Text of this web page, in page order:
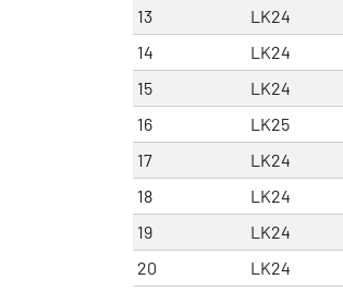
13
LK24
14
LK24
15
LK24
16
LK25
17
LK24
18
LK24
19
LK24
20
LK24